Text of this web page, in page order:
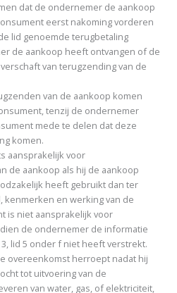
dat de ondernemer de aankoop
eerst nakoming vorderen
lid genoemde terugbetaling
de aankoop heeft ontvangen of de
van terugzending van de
van de aankoop komen
tenzij de ondernemer
mede te delen dat deze
komen.
aansprakelijk voor
de aankoop als hij de aankoop
heeft gebruikt dan ter
kenmerken en werking van de
is niet aansprakelijk voor
de ondernemer de informatie
lid 5 onder f niet heeft verstrekt.
overeenkomst herroept nadat hij
tot uitvoering van de
van water, gas, of elektriciteit,